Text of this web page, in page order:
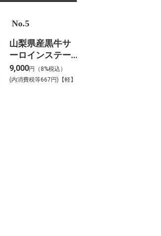
No.5
山梨県産黒牛サ
ーロインステー
キ
9,000円（8%税込）
(内消費税等667円)【軽】